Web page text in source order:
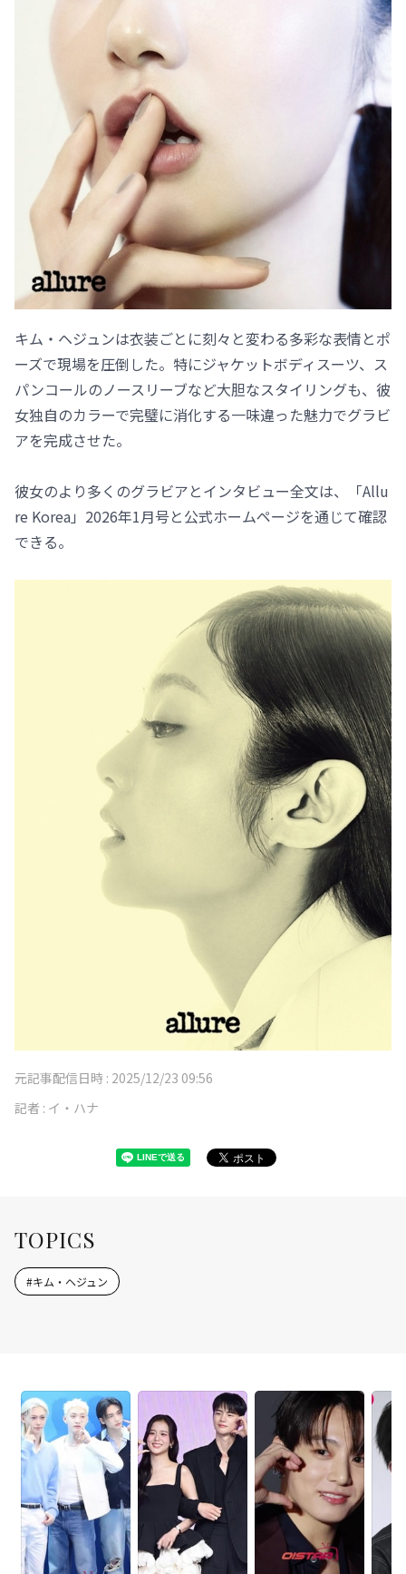
キム・ヘジュンは衣装ごとに刻々と変わる多彩な表情とポ
ーズで現場を圧倒した。特にジャケットボディスーツ、ス
パンコールのノースリーブなど大胆なスタイリングも、彼
女独自のカラーで完璧に消化する一味違った魅力でグラビ
アを完成させた。
彼女のより多くのグラビアとインタビュー全文は、「Allu
re Korea」2026年1月号と公式ホームページを通じて確認
できる。
元記事配信日時 : 2025/12/23 09:56
記者 : イ・ハナ
TOPICS
#キム・ヘジュン